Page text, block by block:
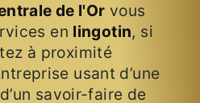
de l'Or vous
en lingotin, si
à proximité
usant d’une
savoir-faire de